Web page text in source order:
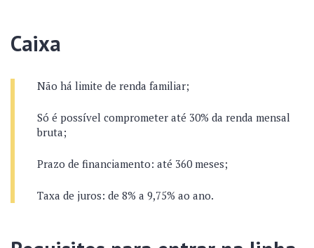
Caixa
Não há limite de renda familiar;
Só é possível comprometer até 30% da renda mensal
bruta;
Prazo de financiamento: até 360 meses;
Taxa de juros: de 8% a 9,75% ao ano.